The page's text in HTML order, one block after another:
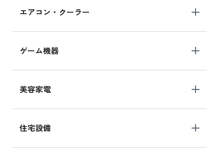
エアコン・クーラー
ゲーム機器
美容家電
住宅設備